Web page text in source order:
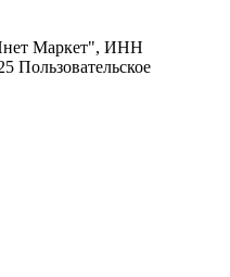
Маркет", ИНН
Пользовательское